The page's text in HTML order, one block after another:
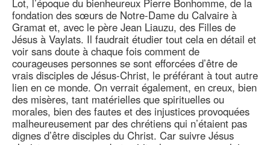
Lot, l’époque du bienheureux Pierre Bonhomme, de la
fondation des sœurs de Notre-Dame du Calvaire à
Gramat et, avec le père Jean Liauzu, des Filles de
Jésus à Vaylats. Il faudrait étudier tout cela en détail et
voir sans doute à chaque fois comment de
courageuses personnes se sont efforcées d’être de
vrais disciples de Jésus-Christ, le préférant à tout autre
lien en ce monde. On verrait également, en creux, bien
des misères, tant matérielles que spirituelles ou
morales, bien des fautes et des injustices provoquées
malheureusement par des chrétiens qui n’étaient pas
dignes d’être disciples du Christ. Car suivre Jésus